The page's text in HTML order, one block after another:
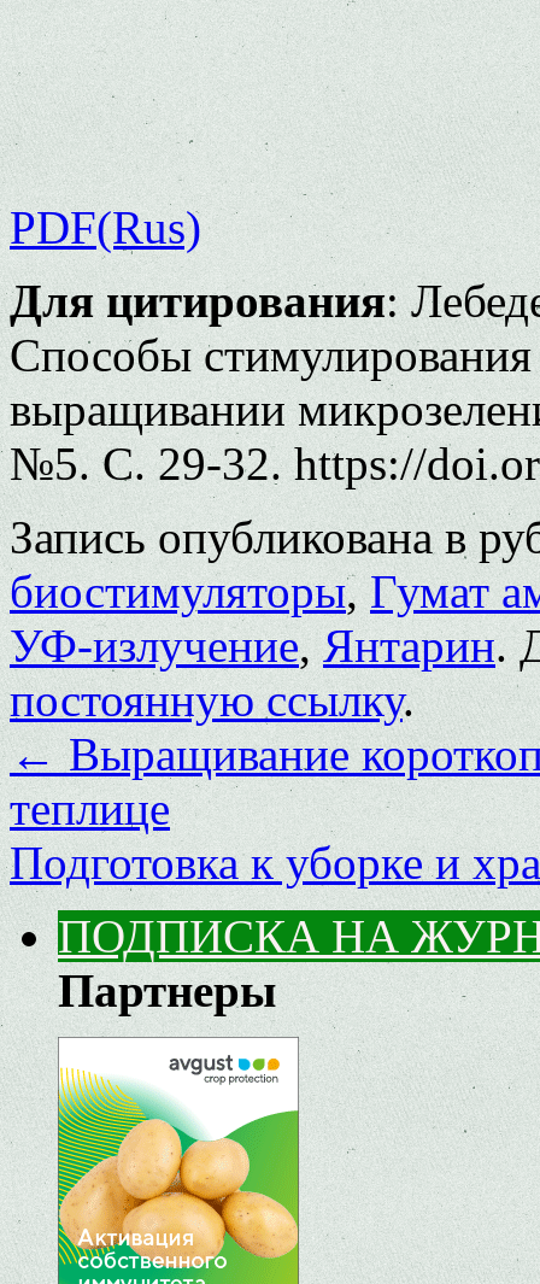
PDF(Rus)
Для цитирования:
Способы
выращивании
№5. С. 29-32. https://
Запись опубликована в
биостимуляторы,Гумат
УФ-излучение,Янтарин.
постоянную ссылку.
←Выращивание
теплице
Подготовка к уборке и
ПОДПИСКА НА
Партнеры